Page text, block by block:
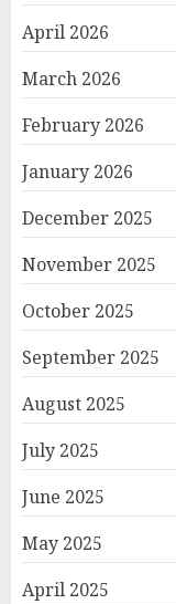
April 2026
March 2026
February 2026
January 2026
December 2025
November 2025
October 2025
September 2025
August 2025
July 2025
June 2025
May 2025
April 2025